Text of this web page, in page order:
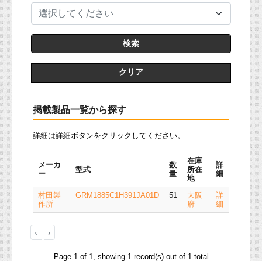
選択してください
クリア
掲載製品一覧から探す
詳細は詳細ボタンをクリックしてください。
メーカ
ー
型式
数
量
在庫
所在
地
詳
細
村田製
作所
GRM1885C1H391JA01D 51
大阪
府
詳
細
‹ ›
Page 1 of 1, showing 1 record(s) out of 1 total